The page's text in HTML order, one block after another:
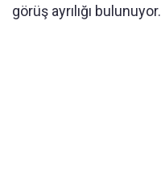
görüş ayrılığı bulunuyor.